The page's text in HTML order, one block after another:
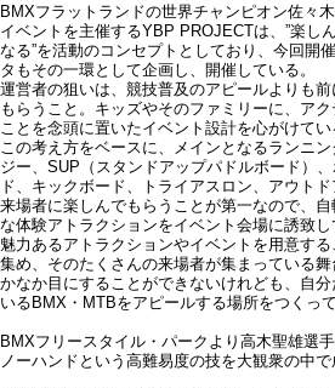
BMXフラットランドの世界チャンピオン佐々
イベントを主催するYBP PROJECTは、”楽し
なる”を活動のコンセプトとしており、今回開
タもその一環として企画し、開催している。
運営者の狙いは、競技普及のアピールよりも
もらうこと。キッズやそのファミリーに、ア
ことを念頭に置いたイベント設計を心がけてい
この考え方をベースに、メインとなるランニ
ジー、SUP（スタンドアップパドルボード）
ド、キックボード、トライアスロン、アウトド
来場者に楽しんでもらうことが第一なので、
な体験アトラクションをイベント会場に誘致し
魅力あるアトラクションやイベントを用意す
集め、そのたくさんの来場者が集まっている
かなか目にすることができないけれども、自
いるBMX・MTBをアピールする場所をつくって
BMXフリースタイル・パークより高木聖雄選
ノーハンドという高難易度の技を大観衆の中で